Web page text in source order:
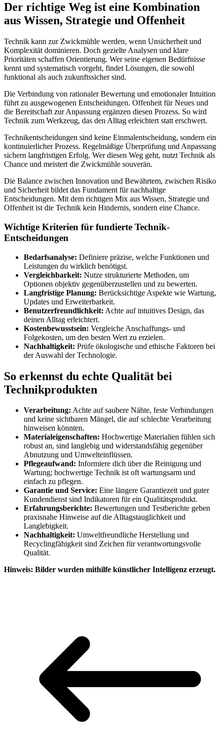
Der richtige Weg ist eine Kombination
aus Wissen, Strategie und Offenheit
Technik kann zur Zwickmühle werden, wenn Unsicherheit und
Komplexität dominieren. Doch gezielte Analysen und klare
Prioritäten schaffen Orientierung. Wer seine eigenen Bedürfnisse
kennt und systematisch vorgeht, findet Lösungen, die sowohl
funktional als auch zukunftssicher sind.
Die Verbindung von rationaler Bewertung und emotionaler Intuition
führt zu ausgewogenen Entscheidungen. Offenheit für Neues und
die Bereitschaft zur Anpassung ergänzen diesen Prozess. So wird
Technik zum Werkzeug, das den Alltag erleichtert statt erschwert.
Technikentscheidungen sind keine Einmalentscheidung, sondern ein
kontinuierlicher Prozess. Regelmäßige Überprüfung und Anpassung
sichern langfristigen Erfolg. Wer diesen Weg geht, nutzt Technik als
Chance und meistert die Zwickmühle souverän.
Die Balance zwischen Innovation und Bewährtem, zwischen Risiko
und Sicherheit bildet das Fundament für nachhaltige
Entscheidungen. Mit dem richtigen Mix aus Wissen, Strategie und
Offenheit ist die Technik kein Hindernis, sondern eine Chance.
Wichtige Kriterien für fundierte Technik-
Entscheidungen
Bedarfsanalyse: Definiere präzise, welche Funktionen und
Leistungen du wirklich benötigst.
Vergleichbarkeit: Nutze strukturierte Methoden, um
Optionen objektiv gegenüberzustellen und zu bewerten.
Langfristige Planung: Berücksichtige Aspekte wie Wartung,
Updates und Erweiterbarkeit.
Benutzerfreundlichkeit: Achte auf intuitives Design, das
deinen Alltag erleichtert.
Kostenbewusstsein: Vergleiche Anschaffungs- und
Folgekosten, um den besten Wert zu erzielen.
Nachhaltigkeit: Prüfe ökologische und ethische Faktoren bei
der Auswahl der Technologie.
So erkennst du echte Qualität bei
Technikprodukten
Verarbeitung: Achte auf saubere Nähte, feste Verbindungen
und keine sichtbaren Mängel, die auf schlechte Verarbeitung
hinweisen könnten.
Materialeigenschaften: Hochwertige Materialien fühlen sich
robust an, sind langlebig und widerstandsfähig gegenüber
Abnutzung und Umwelteinflüssen.
Pflegeaufwand: Informiere dich über die Reinigung und
Wartung; hochwertige Technik ist oft wartungsarm und
einfach zu pflegen.
Garantie und Service: Eine längere Garantiezeit und guter
Kundendienst sind Indikatoren für ein Qualitätsprodukt.
Erfahrungsberichte: Bewertungen und Testberichte geben
praxisnahe Hinweise auf die Alltagstauglichkeit und
Langlebigkeit.
Nachhaltigkeit: Umweltfreundliche Herstellung und
Recyclingfähigkeit sind Zeichen für verantwortungsvolle
Qualität.
Hinweis: Bilder wurden mithilfe künstlicher Intelligenz erzeugt.